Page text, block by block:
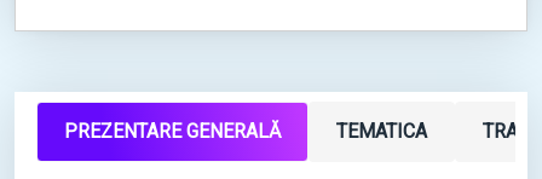
PREZENTARE GENERALĂ TEMATICA